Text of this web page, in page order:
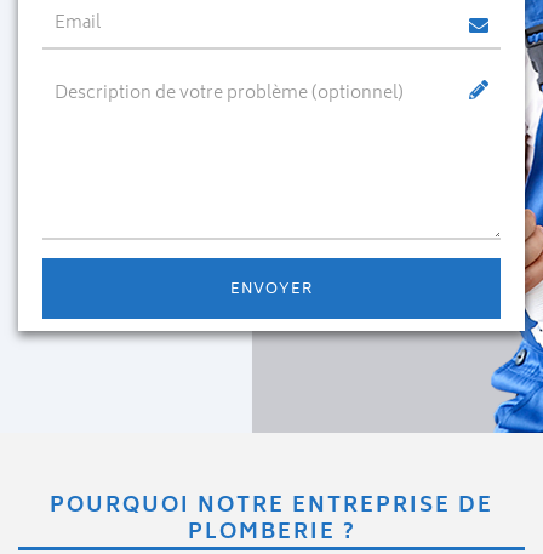
POURQUOI NOTRE ENTREPRISE DE
PLOMBERIE ?